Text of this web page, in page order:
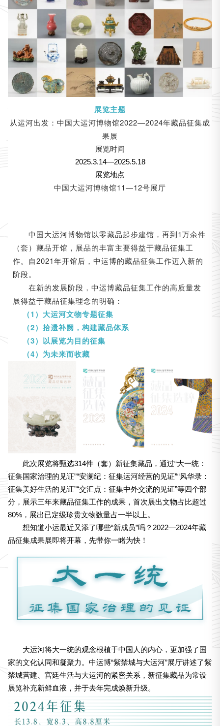
展览主题
从运河出发：中国大运河博物馆2022—2024年藏品征集成
果展
展览时间
2025.3.14—2025.5.18
展览地点
中国大运河博物馆11—12号展厅
中国大运河博物馆以零藏品起步建馆，再到1万余件
（套）藏品开馆，展品的丰富主要得益于藏品征集工
作。自2021年开馆后，中运博的藏品征集工作迈入新的
阶段。
在新的发展阶段，中运博藏品征集工作的高质量发
展得益于藏品征集理念的明确：
（1）大运河文物专题征集
（2）拾遗补阙，构建藏品体系
（3）以展览为目的征集
（4）为未来而收藏
此次展览将甄选314件（套）新征集藏品，通过“大一统：
征集国家治理的见证”“安澜纪：征集运河经营的见证”“风华录：
征集美好生活的见证”“交汇点：征集中外交流的见证”等四个部
分，展示三年来藏品征集工作的成果，首次展出文物占比超过
80%，展出已定级珍贵文物数量占一半以上。
想知道小运最近又添了哪些“新成员”吗？2022—2024年藏
品征集成果展即将开幕，先带你一睹为快！
大运河将大一统的观念根植于中国人的内心，更加强了国
家的文化认同和凝聚力。中运博“紫禁城与大运河”展厅讲述了紫
禁城营建、宫廷生活与大运河的紧密关系，新征集藏品为常设
展览补充新鲜血液，并于去年完成焕新升级。